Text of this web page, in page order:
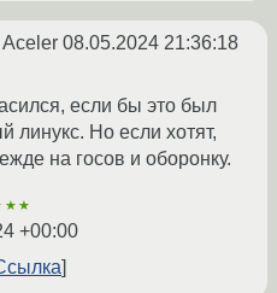
Aceler 08.05.2024 21:36:18
если бы это был
линукс. Но если хотят,
на госов и оборонку.
+00:00